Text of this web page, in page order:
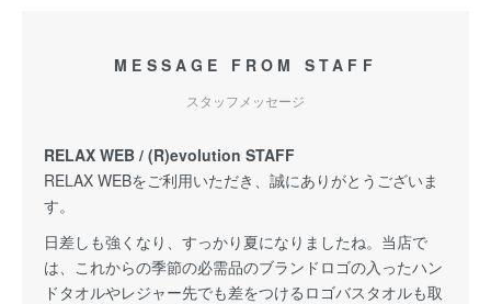
MESSAGE FROM STAFF
スタッフメッセージ
RELAX WEB / (R)evolution STAFF
RELAX WEBをご利用いただき、誠にありがとうございま
す。
日差しも強くなり、すっかり夏になりましたね。当店で
は、これからの季節の必需品のブランドロゴの入ったハン
ドタオルやレジャー先でも差をつけるロゴバスタオルも取